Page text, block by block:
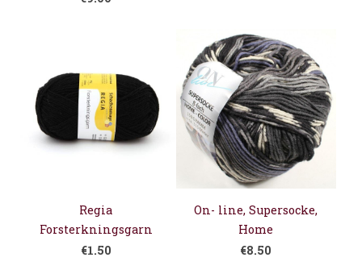
Regia
Forsterkningsgarn
€1.50
On- line, Supersocke,
Home
€8.50